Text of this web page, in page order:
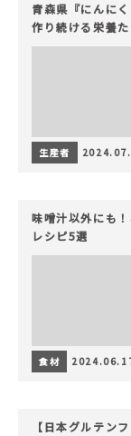
青森県『にんに
作り続ける栄養
生産者
味噌汁以外にも
レシピ5選
食材
【日本グルテン